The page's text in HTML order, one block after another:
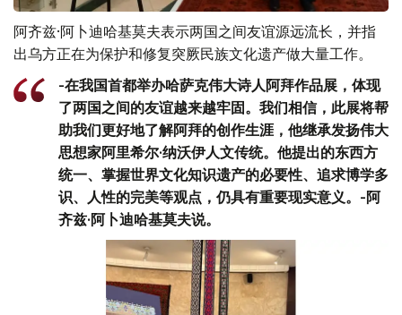
阿齐兹·阿卜迪哈基莫夫表示两国之间友谊源远流长，并指
出乌方正在为保护和修复突厥民族文化遗产做大量工作。
-在我国首都举办哈萨克伟大诗人阿拜作品展，体现
了两国之间的友谊越来越牢固。我们相信，此展将帮
助我们更好地了解阿拜的创作生涯，他继承发扬伟大
思想家阿里希尔·纳沃伊人文传统。他提出的东西方
统一、掌握世界文化知识遗产的必要性、追求博学多
识、人性的完美等观点，仍具有重要现实意义。-阿
齐兹·阿卜迪哈基莫夫说。